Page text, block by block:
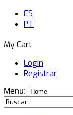
ES
PT
My Cart
Login
Registrar
Menu: